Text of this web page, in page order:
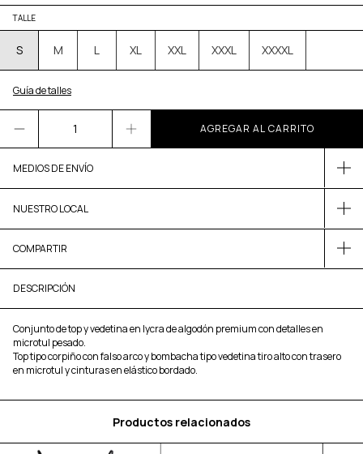
TALLE
S M L XL XXL XXXL XXXXL
Guía de talles
MEDIOS DE ENVÍO
NUESTRO LOCAL
COMPARTIR
DESCRIPCIÓN
Conjunto de top y vedetina en lycra de algodón premium con detalles en
microtul pesado.
Top tipo corpiño con falso arco y bombacha tipo vedetina tiro alto con trasero
en microtul y cinturas en elástico bordado.
Productos relacionados